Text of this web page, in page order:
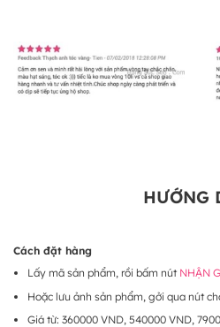
HƯỚNG
Cách đặt hàng
Lấy mã sản phẩm, rồi bấm nút NHẬN
Hoặc lưu ảnh sản phẩm, gởi qua nút
Giá từ: 360000 VND, 540000 VND,